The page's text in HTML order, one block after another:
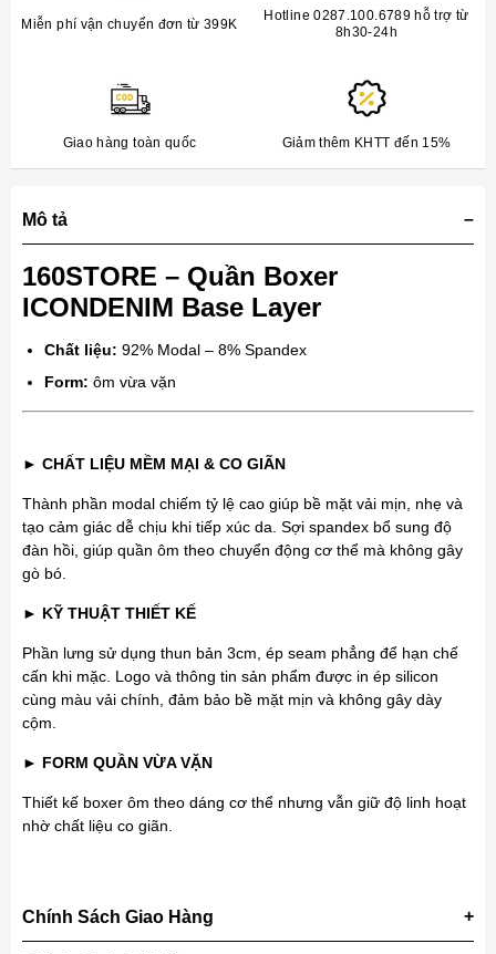
Miễn phí vận chuyển đơn từ 399K
Hotline 0287.100.6789 hỗ trợ từ
8h30-24h
Giao hàng toàn quốc Giảm thêm KHTT đến 15%
Mô tả
160STORE – Quần Boxer
ICONDENIM Base Layer
Chất liệu: 92% Modal – 8% Spandex
Form: ôm vừa vặn
► CHẤT LIỆU MỀM MẠI & CO GIÃN
Thành phần modal chiếm tỷ lệ cao giúp bề mặt vải mịn, nhẹ và
tạo cảm giác dễ chịu khi tiếp xúc da. Sợi spandex bổ sung độ
đàn hồi, giúp quần ôm theo chuyển động cơ thể mà không gây
gò bó.
► KỸ THUẬT THIẾT KẾ
Phần lưng sử dụng thun bản 3cm, ép seam phẳng để hạn chế
cấn khi mặc. Logo và thông tin sản phẩm được in ép silicon
cùng màu vải chính, đảm bảo bề mặt mịn và không gây dày
cộm.
► FORM QUẦN VỪA VẶN
Thiết kế boxer ôm theo dáng cơ thể nhưng vẫn giữ độ linh hoạt
nhờ chất liệu co giãn.
Chính Sách Giao Hàng